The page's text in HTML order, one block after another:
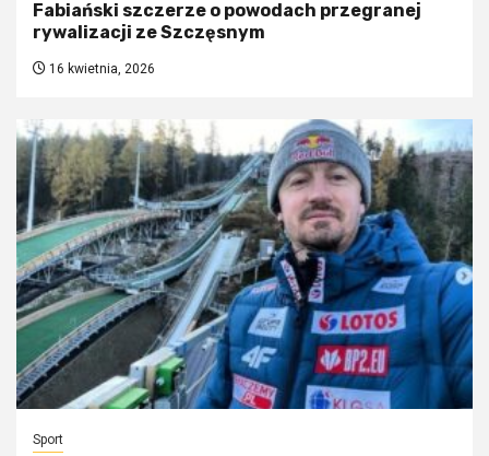
Fabiański szczerze o powodach przegranej
rywalizacji ze Szczęsnym
16 kwietnia, 2026
Sport